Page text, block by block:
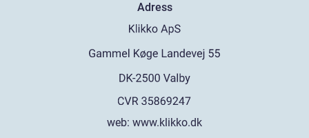
Adress
web: www.klikko.dk